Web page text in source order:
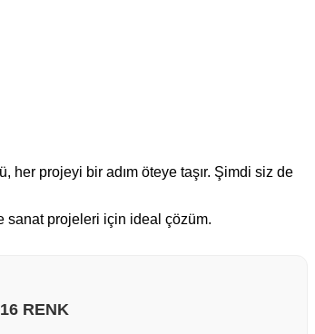
her projeyi bir adım öteye taşır. Şimdi siz de
sanat projeleri için ideal çözüm.
RENK